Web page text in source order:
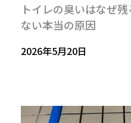
トイレの臭いはなぜ
ない本当の原因
2026年5月20日